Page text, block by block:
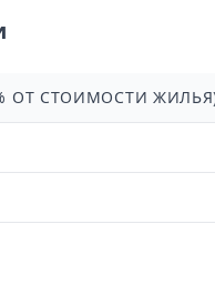
ОТ СТОИМОСТИ